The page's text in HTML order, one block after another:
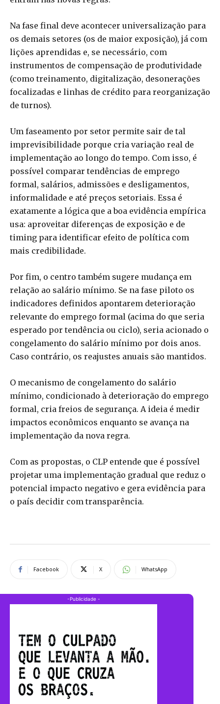
Na fase final deve acontecer universalização para
os demais setores (os de maior exposição), já com
lições aprendidas e, se necessário, com
instrumentos de compensação de produtividade
(como treinamento, digitalização, desonerações
focalizadas e linhas de crédito para reorganização
de turnos).
Um faseamento por setor permite sair de tal
imprevisibilidade porque cria variação real de
implementação ao longo do tempo. Com isso, é
possível comparar tendências de emprego
formal, salários, admissões e desligamentos,
informalidade e até preços setoriais. Essa é
exatamente a lógica que a boa evidência empírica
usa: aproveitar diferenças de exposição e de
timing para identificar efeito de política com
mais credibilidade.
Por fim, o centro também sugere mudança em
relação ao salário mínimo. Se na fase piloto os
indicadores definidos apontarem deterioração
relevante do emprego formal (acima do que seria
esperado por tendência ou ciclo), seria acionado o
congelamento do salário mínimo por dois anos.
Caso contrário, os reajustes anuais são mantidos.
O mecanismo de congelamento do salário
mínimo, condicionado à deterioração do emprego
formal, cria freios de segurança. A ideia é medir
impactos econômicos enquanto se avança na
implementação da nova regra.
Com as propostas, o CLP entende que é possível
projetar uma implementação gradual que reduz o
potencial impacto negativo e gera evidência para
o país decidir com transparência.
Facebook X WhatsApp
-Publicidade -